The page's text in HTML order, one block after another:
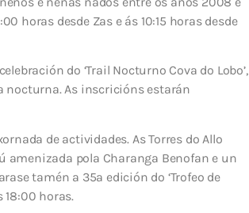
horas desde Zas e ás 10:15 horas desde
do ‘Trail Nocturno Cova do Lobo’,
nocturna. As inscricións estarán
de actividades. As Torres do Allo
amenizada pola Charanga Benofan e un
tamén a 35ª edición do ‘Trofeo de
18:00 horas.